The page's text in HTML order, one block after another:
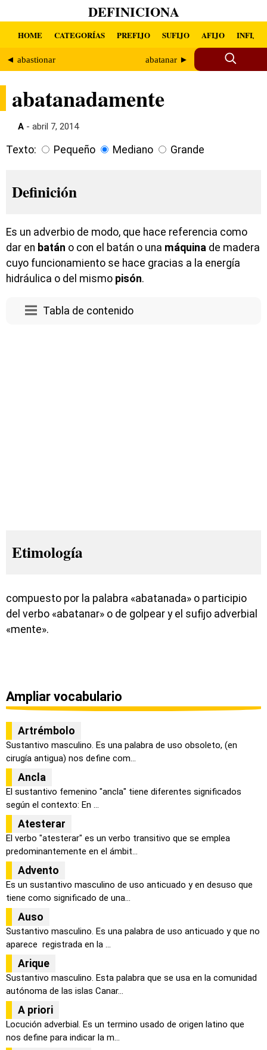
DEFINICIONA
HOME CATEGORÍAS PREFIJO SUFIJO AFIJO INFIJO
◄ abastionar abatanar ►
abatanadamente
A - abril 7, 2014
Texto: Pequeño Mediano Grande
Definición
Es un adverbio de modo, que hace referencia como
dar en batán o con el batán o una máquina de madera
cuyo funcionamiento se hace gracias a la energía
hidráulica o del mismo pisón.
Tabla de contenido
Etimología
compuesto por la palabra «abatanada» o participio
del verbo «abatanar» o de golpear y el sufijo adverbial
«mente».
Ampliar vocabulario
Artrémbolo
Sustantivo masculino. Es una palabra de uso obsoleto, (en
cirugía antigua) nos define com...
Ancla
El sustantivo femenino "ancla" tiene diferentes significados
según el contexto: En ...
Atesterar
El verbo "atesterar" es un verbo transitivo que se emplea
predominantemente en el ámbit...
Advento
Es un sustantivo masculino de uso anticuado y en desuso que
tiene como significado de una...
Auso
Sustantivo masculino. Es una palabra de uso anticuado y que no
aparece registrada en la ...
Arique
Sustantivo masculino. Esta palabra que se usa en la comunidad
autónoma de las islas Canar...
A priori
Locución adverbial. Es un termino usado de origen latino que
nos define para indicar la m...